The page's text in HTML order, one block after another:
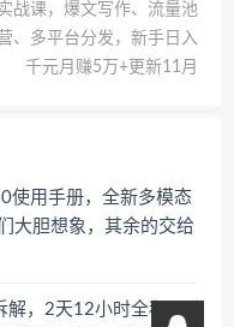
战课，爆文写作、流量池
、多平台分发，新手日入
千元月赚5万+更新11月
使用手册，全新多模态
大胆想象，其余的交给
，2天12小时全程干